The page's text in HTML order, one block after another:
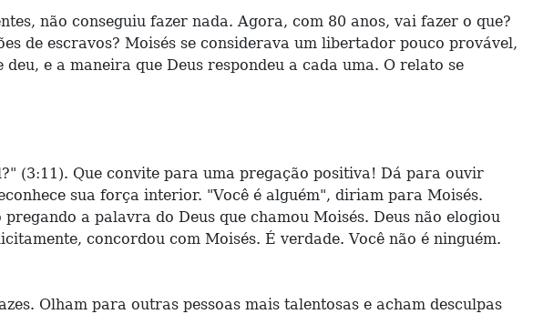
não conseguiu fazer nada. Agora, com 80 anos, vai fazer o que?
de escravos? Moisés se considerava um libertador pouco provável,
e a maneira que Deus respondeu a cada uma. O relato se
(3:11). Que convite para uma pregação positiva! Dá para ouvir
sua força interior. "Você é alguém", diriam para Moisés.
a palavra do Deus que chamou Moisés. Deus não elogiou
concordou com Moisés. É verdade. Você não é ninguém.
Olham para outras pessoas mais talentosas e acham desculpas